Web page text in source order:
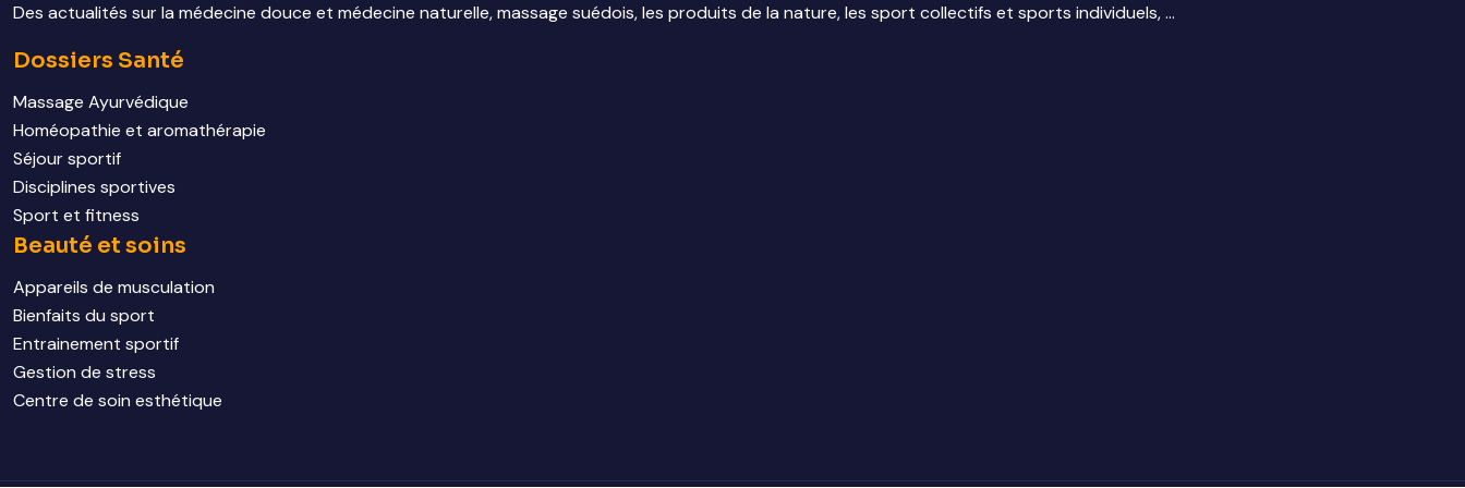
Des actualités sur la médecine douce et médecine naturelle, massage suédois, les produits de la nature, les sport collectifs et sports individuels, …
Dossiers Santé
Massage Ayurvédique
Homéopathie et aromathérapie
Séjour sportif
Disciplines sportives
Sport et fitness
Beauté et soins
Appareils de musculation
Bienfaits du sport
Entrainement sportif
Gestion de stress
Centre de soin esthétique